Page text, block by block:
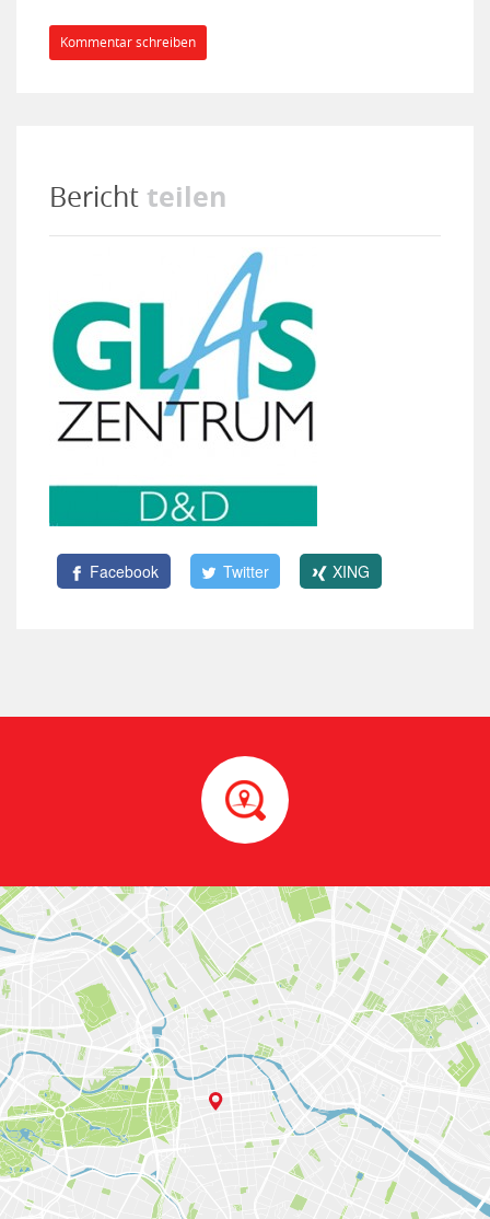
Kommentar schreiben
Bericht teilen
Facebook Twitter XING